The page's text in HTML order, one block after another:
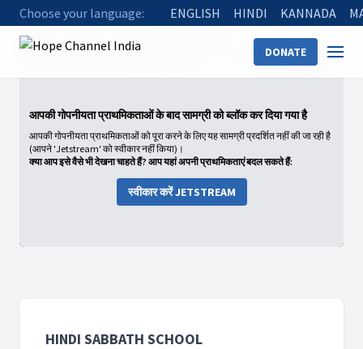
Choose your language: ENGLISH HINDI KANNADA
DONATE
Home
2025: Q2 - Allusions Images Symbols
In the Psalms: Part 2
आपकी गोपनीयता प्राथमिकताओं के बाद सामग्री को ब्लॉक कर दिया गया है
आपकी गोपनीयता प्राथमिकताओं को पूरा करने के लिए यह सामग्री प्रदर्शित नहीं की जा रही है
(आपने 'Jetstream' को स्वीकार नहीं किया)।
क्या आप इसे वैसे भी देखना चाहते हैं? आप यहां अपनी प्राथमिकताएं बदल सकते हैं:
स्वीकार करें JETSTREAM
HINDI SABBATH SCHOOL